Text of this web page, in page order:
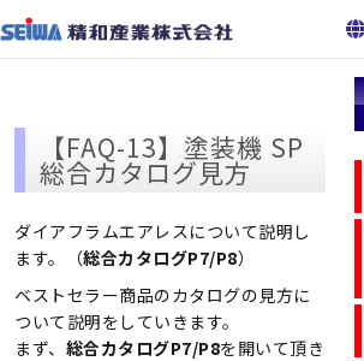
【FAQ-13】塗装機 SP
総合カタログ見方
ダイアフラムエアレスについて説明し
ます。（総合カタログP7/P8）
ベストセラー商品のカタログの見方に
ついて説明をしていきます。
まず、 総合カタログP7/P8を開いて頂き